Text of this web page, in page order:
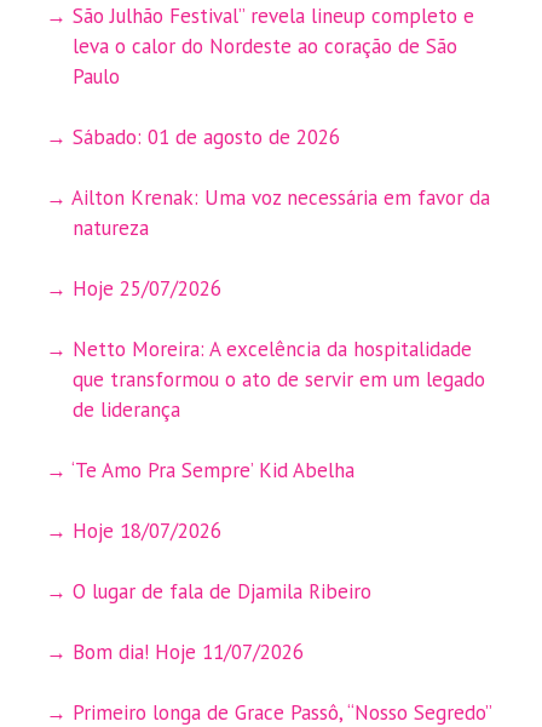
São Julhão Festival” revela lineup completo e
leva o calor do Nordeste ao coração de São
Paulo
Sábado: 01 de agosto de 2026
Ailton Krenak: Uma voz necessária em favor da
natureza
Hoje 25/07/2026
Netto Moreira: A excelência da hospitalidade
que transformou o ato de servir em um legado
de liderança
‘Te Amo Pra Sempre’ Kid Abelha
Hoje 18/07/2026
O lugar de fala de Djamila Ribeiro
Bom dia! Hoje 11/07/2026
Primeiro longa de Grace Passô, “Nosso Segredo”